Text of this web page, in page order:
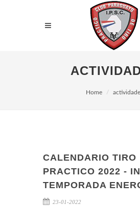
Home
CALENDARIO TIRO
PRACTICO 2022 -
TEMPORADA
23-01-2022